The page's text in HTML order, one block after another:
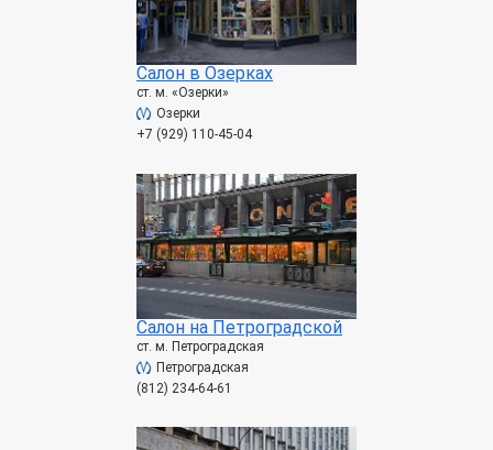
Салон в Озерках
ст. м. «Озерки»
Озерки
+7 (929) 110-45-04
Салон на Петроградской
ст. м. Петроградская
Петроградская
(812) 234-64-61